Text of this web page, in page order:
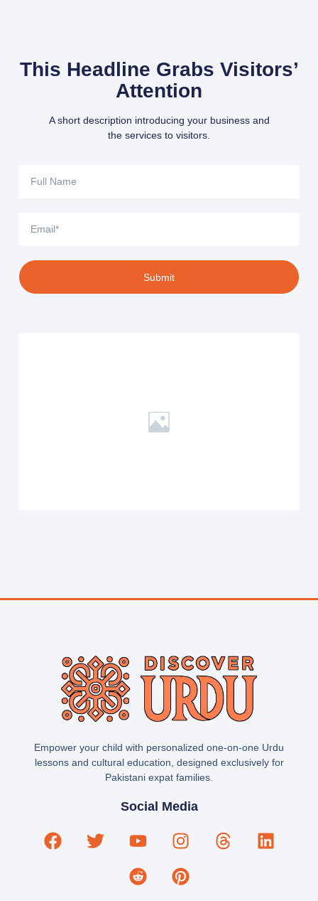
This Headline Grabs Visitors’
Attention
A short description introducing your business and
the services to visitors.
Submit
Empower your child with personalized one-on-one Urdu
lessons and cultural education, designed exclusively for
Pakistani expat families.
Social Media